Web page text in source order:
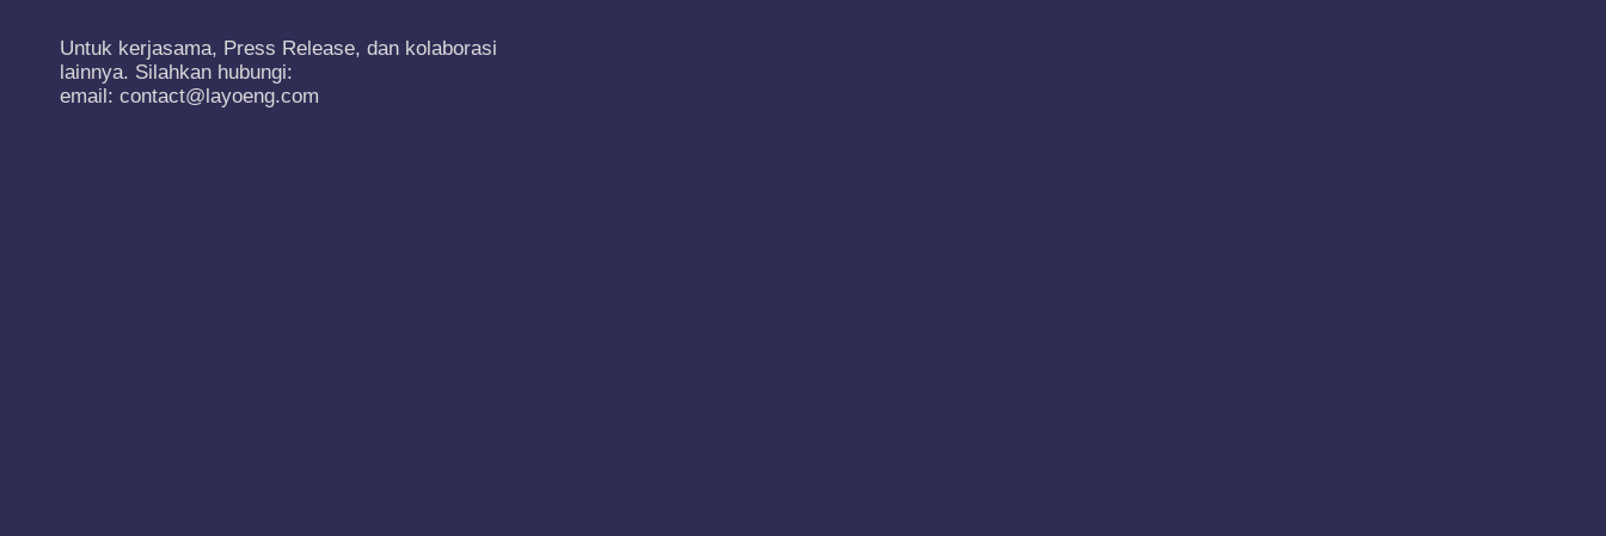
Untuk kerjasama, Press Release, dan kolaborasi
lainnya. Silahkan hubungi:
email: contact@layoeng.com